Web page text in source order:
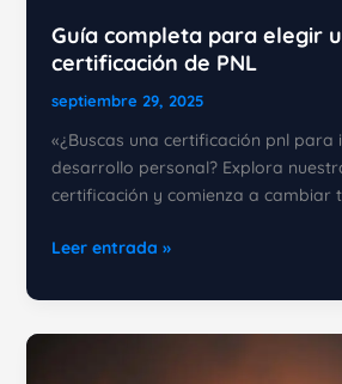
Guía completa para elegir
certificación de PNL
septiembre 29, 2025
«¿Buscas una certificación pnl para
desarrollo personal? Explora
certificación y comienza a cambiar
Guía
para
elegir
Leer entrada »